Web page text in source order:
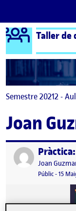
Saltar al contingut
Logo Ágora
Semestre 20212 -
Joan
Publicat per
Publicat per
Joan
Visibilitat:
Públic-Data
15